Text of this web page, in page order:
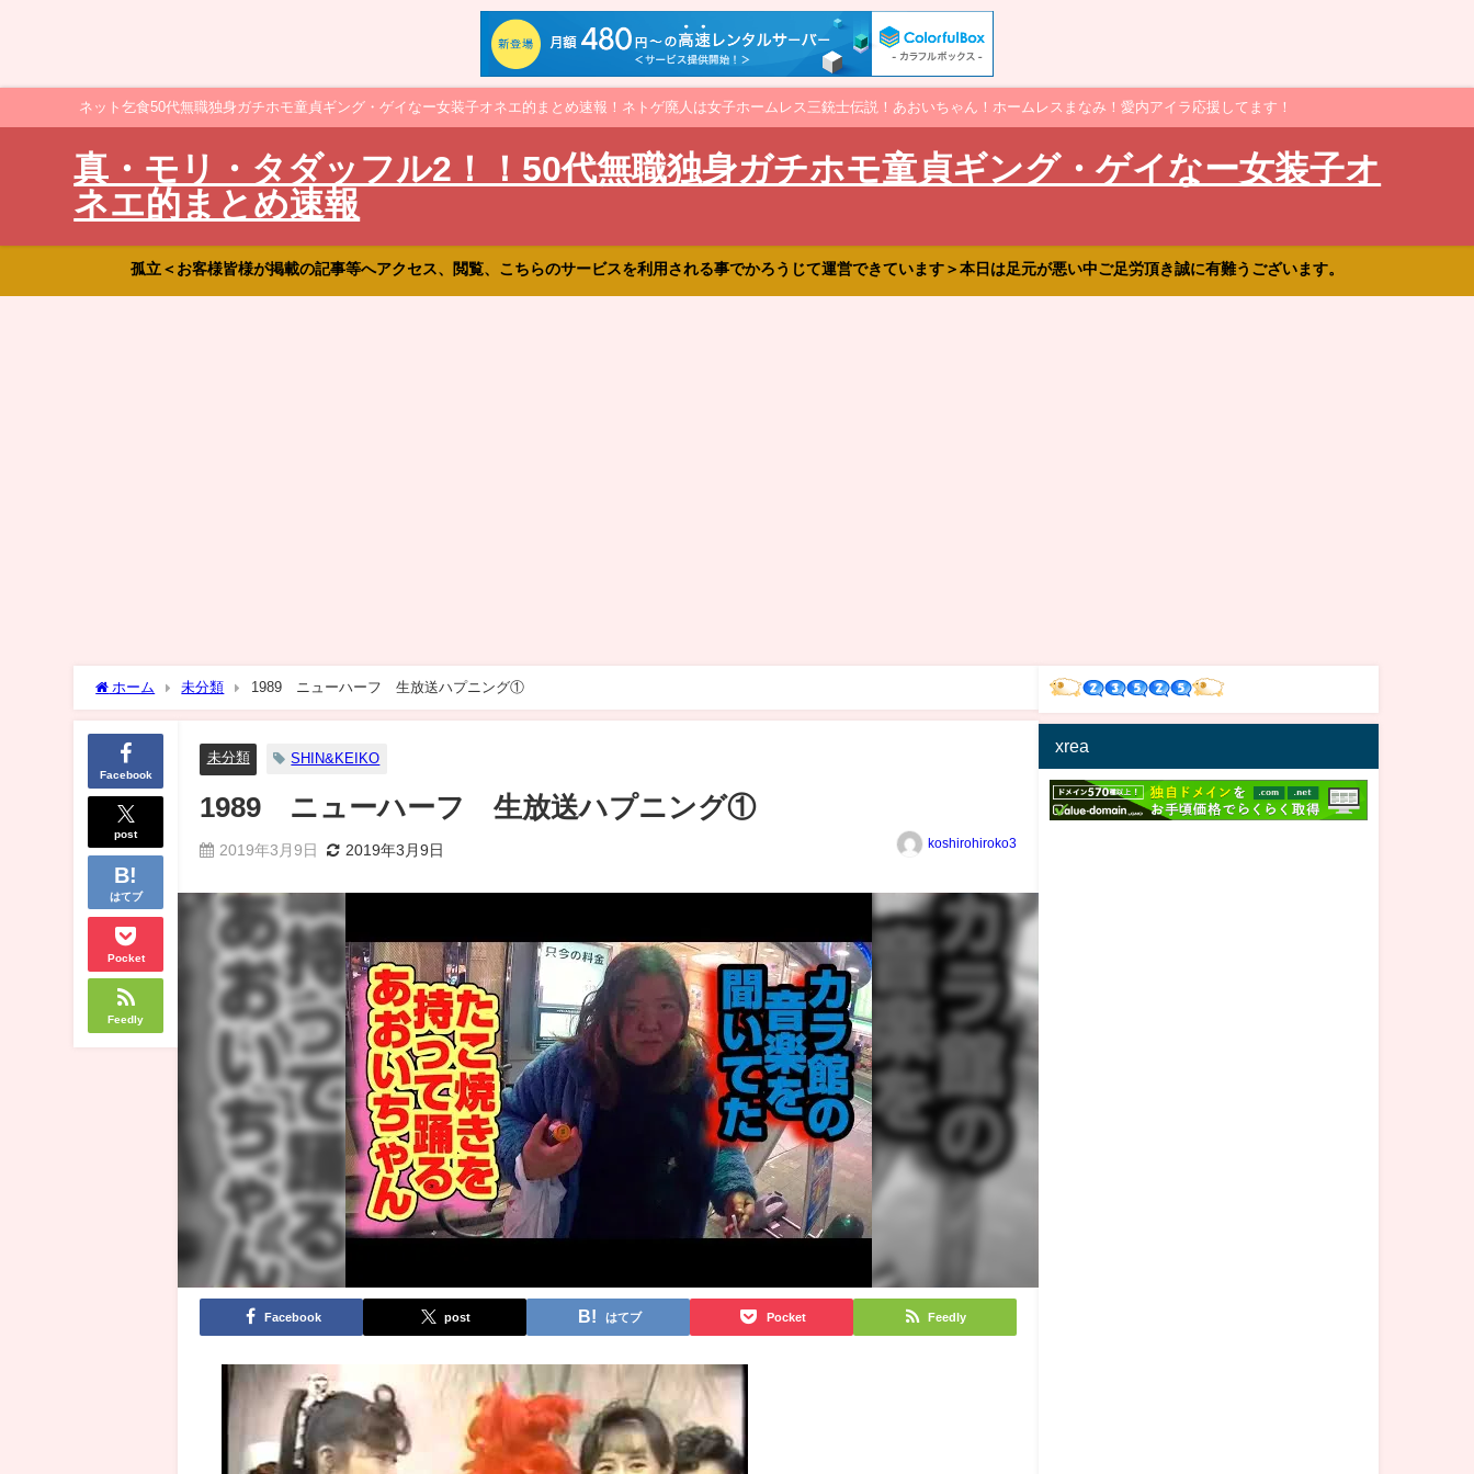
ネット乞食50代無職独身ガチホモ童貞ギング・ゲイなー女装子オネエ的まとめ速報！ネトゲ廃人は女子ホームレス三銃士伝説！あおいちゃん！ホームレスまなみ！愛内アイラ応援してます！
真・モリ・タダッフル2！！50代無職独身ガチホモ童貞ギング・ゲイなー女装子オ
ネエ的まとめ速報
孤立＜お客様皆様が掲載の記事等へアクセス、閲覧、こちらのサービスを利用される事でかろうじて運営できています＞本日は足元が悪い中ご足労頂き誠に有難うございます。
ホーム 未分類 1989 ニューハーフ 生放送ハプニング①
Facebook
post
はてブ
Pocket
Feedly
未分類 SHIN&KEIKO
1989 ニューハーフ 生放送ハプニング①
2019年3月9日 2019年3月9日 koshirohiroko3
Facebook post はてブ Pocket Feedly
xrea